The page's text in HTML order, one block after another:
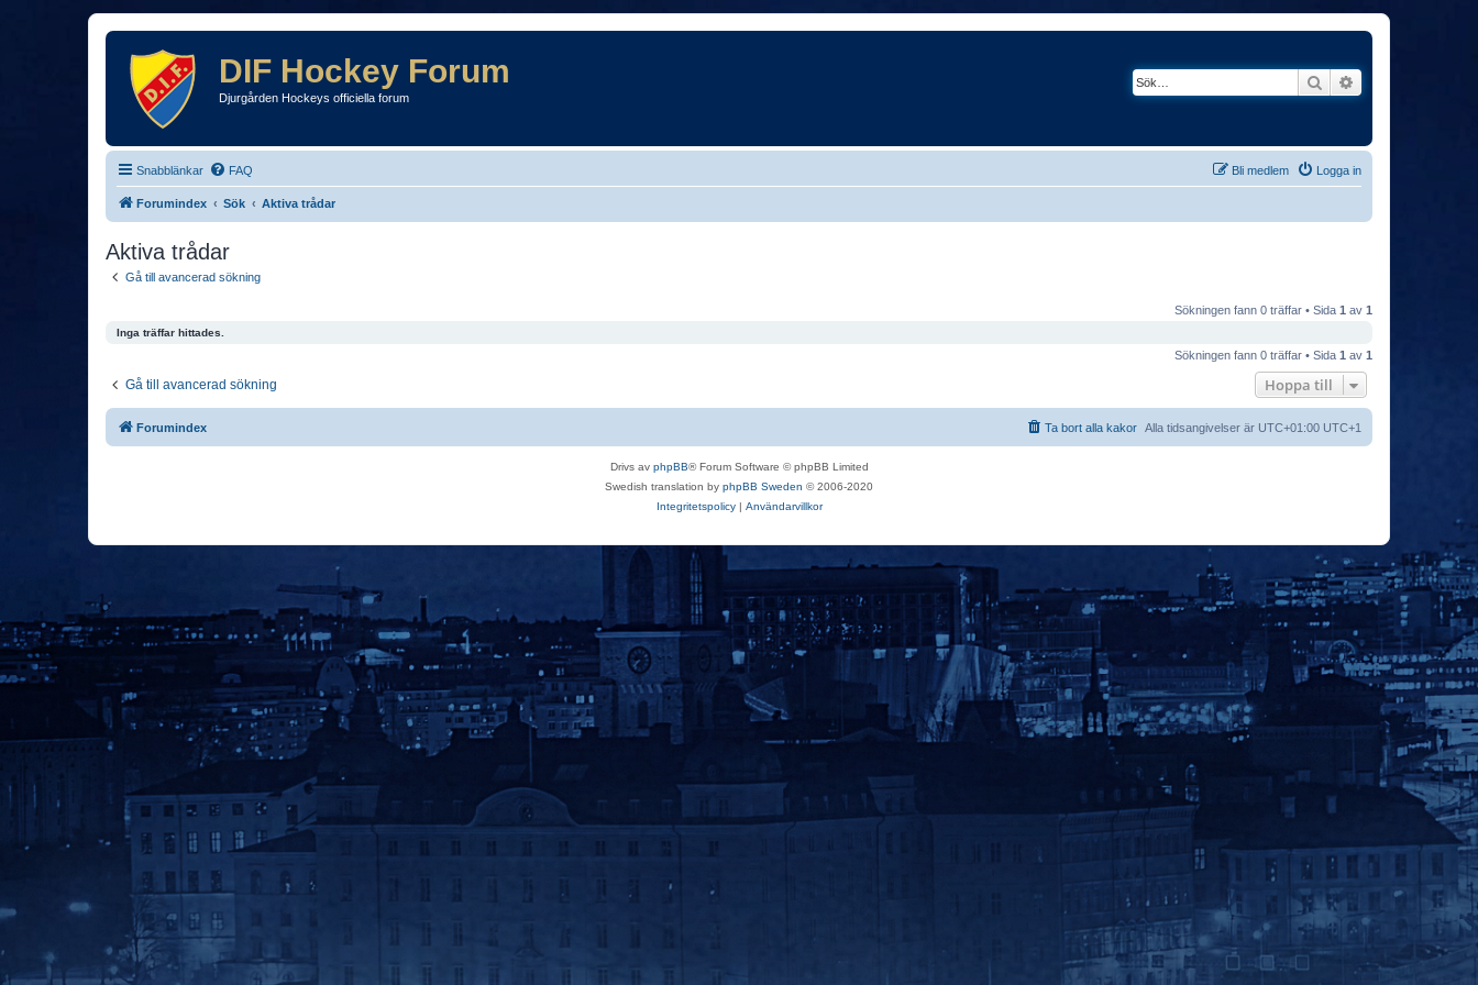
DIF Hockey Forum
Djurgården Hockeys officiella forum
Sök
Snabblänkar FAQ Logga in
Bli medlem
Forumindex Sök Aktiva trådar
Aktiva trådar
Gå till avancerad sökning
Sökningen fann 0 träffar • Sida 1 av 1
Inga träffar hittades.
Sökningen fann 0 träffar • Sida 1 av 1
Gå till avancerad sökning Hoppa till
Forumindex Alla tidsangivelser är UTC+01:00 UTC+1
Ta bort alla kakor
Drivs av phpBB® Forum Software © phpBB Limited
Swedish translation by phpBB Sweden © 2006-2020
Integritetspolicy| Användarvillkor